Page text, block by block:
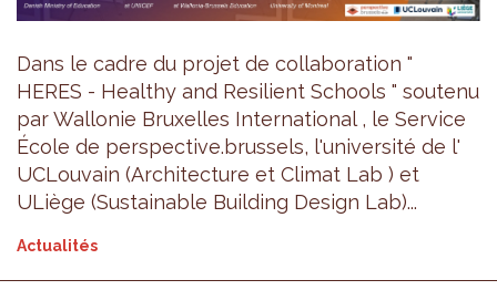
Dans le cadre du projet de collaboration "
HERES - Healthy and Resilient Schools " soutenu
par Wallonie Bruxelles International , le Service
École de perspective.brussels, l'université de l'
UCLouvain (Architecture et Climat Lab ) et
ULiège (Sustainable Building Design Lab)...
Actualités